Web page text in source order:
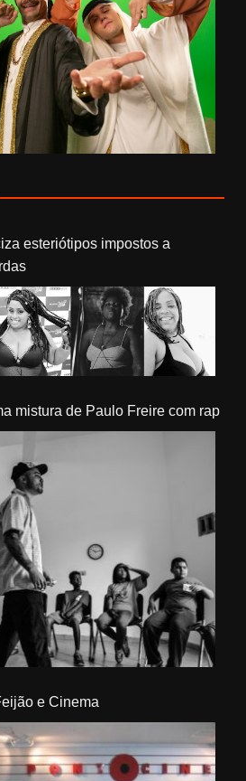
esteriótipos impostos a
mistura de Paulo Freire com rap
e Cinema